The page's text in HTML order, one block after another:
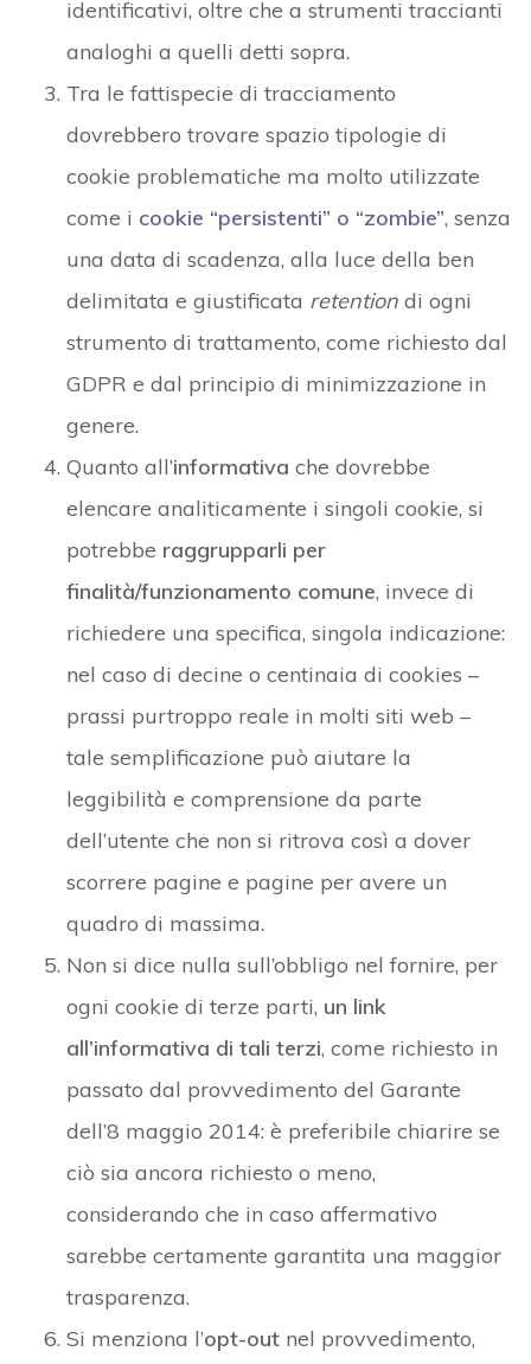
identificativi, oltre che a strumenti traccianti
analoghi a quelli detti sopra.
Tra le fattispecie di tracciamento
dovrebbero trovare spazio tipologie di
cookie problematiche ma molto utilizzate
come i cookie “persistenti” o “zombie”, senza
una data di scadenza, alla luce della ben
delimitata e giustificata retentiondi ogni
strumento di trattamento, come richiesto dal
GDPR e dal principio di minimizzazione in
genere.
Quanto all’informativa che dovrebbe
elencare analiticamente i singoli cookie, si
potrebbe raggrupparli per
finalità/funzionamento comune, invece di
richiedere una specifica, singola indicazione:
nel caso di decine o centinaia di cookies –
prassi purtroppo reale in molti siti web –
tale semplificazione può aiutare la
leggibilità e comprensione da parte
dell’utente che non si ritrova così a dover
scorrere pagine e pagine per avere un
quadro di massima.
Non si dice nulla sull’obbligo nel fornire, per
ogni cookie di terze parti, un link
all’informativa di tali terzi, come richiesto in
passato dal provvedimento del Garante
dell’8 maggio 2014: è preferibile chiarire se
ciò sia ancora richiesto o meno,
considerando che in caso affermativo
sarebbe certamente garantita una maggior
trasparenza.
Si menziona l’opt-out nel provvedimento,